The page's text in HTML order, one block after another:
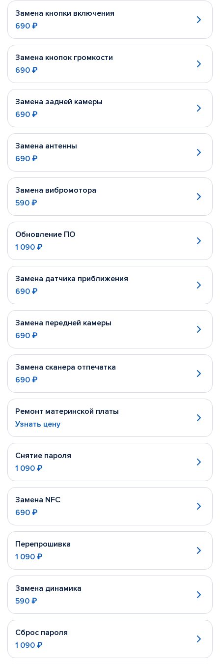
Замена кнопки включения
690 ₽
Замена кнопок громкости
690 ₽
Замена задней камеры
690 ₽
Замена антенны
690 ₽
Замена вибромотора
590 ₽
Обновление ПО
1 090 ₽
Замена датчика приближения
690 ₽
Замена передней камеры
690 ₽
Замена сканера отпечатка
690 ₽
Ремонт материнской платы
Узнать цену
Снятие пароля
1 090 ₽
Замена NFC
690 ₽
Перепрошивка
1 090 ₽
Замена динамика
590 ₽
Сброс пароля
1 090 ₽